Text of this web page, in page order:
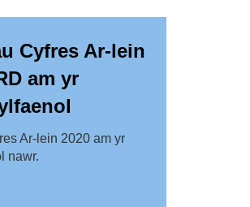
Cyfres Ar-lein
am yr
Ar-lein 2020 am yr
nawr.